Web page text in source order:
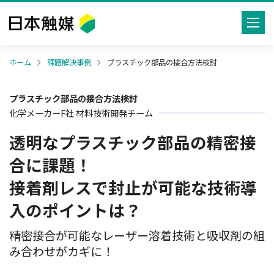
toggle
ホーム 課題解決事例 プラスチック部品の接合方法検討
プラスチック部品の接合方法検討
化学メーカーF社 材料技術開発チーム
透明なプラスチック部品の精密接
合に課題！
接着剤レスで封止が可能な技術導
入のポイントは？
精密接合が可能なレーザー溶着技術と吸収剤の組
み合わせがカギに！